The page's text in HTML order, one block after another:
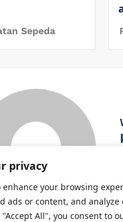
privacy
enhance your browsing
ads or content, and analyze
All", you consent to
Sepeda